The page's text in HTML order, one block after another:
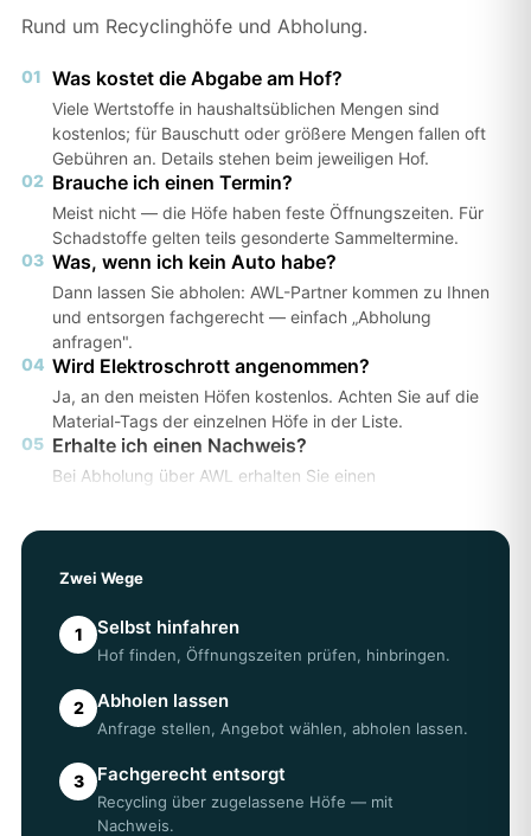
Rund um Recyclinghöfe und Abholung.
01 Was kostet die Abgabe am Hof?
Viele Wertstoffe in haushaltsüblichen Mengen sind
kostenlos; für Bauschutt oder größere Mengen fallen oft
Gebühren an. Details stehen beim jeweiligen Hof.
02 Brauche ich einen Termin?
Meist nicht — die Höfe haben feste Öffnungszeiten. Für
Schadstoffe gelten teils gesonderte Sammeltermine.
03 Was, wenn ich kein Auto habe?
Dann lassen Sie abholen: AWL-Partner kommen zu Ihnen
und entsorgen fachgerecht — einfach „Abholung
anfragen".
04 Wird Elektroschrott angenommen?
Ja, an den meisten Höfen kostenlos. Achten Sie auf die
Material-Tags der einzelnen Höfe in der Liste.
05 Erhalte ich einen Nachweis?
Bei Abholung über AWL erhalten Sie einen
Zwei Wege
1 Selbst hinfahren
Hof finden, Öffnungszeiten prüfen, hinbringen.
2 Abholen lassen
Anfrage stellen, Angebot wählen, abholen lassen.
3 Fachgerecht entsorgt
Recycling über zugelassene Höfe — mit
Nachweis.